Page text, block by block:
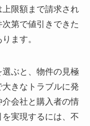
限額まで請求され
第で値引きできた
ます。
ぶと、物件の見極
きなトラブルに発
会社と購入者の情
実現するには、不